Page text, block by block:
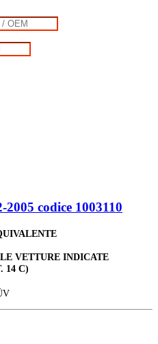
codice 1003110
VETTURE INDICATE
14 C)